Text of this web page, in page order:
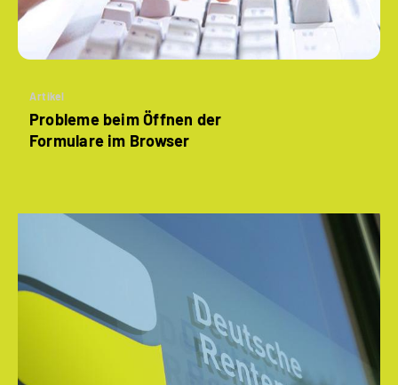
Artikel
Probleme beim Öffnen der
Formulare im Browser